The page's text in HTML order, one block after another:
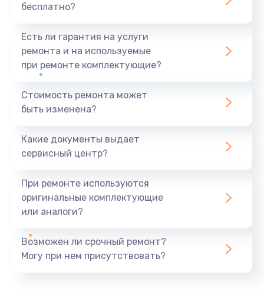
бесплатно?
Есть ли гарантия на услуги
ремонта и на используемые
при ремонте комплектующие?
Стоимость ремонта может
быть изменена?
Какие документы выдает
сервисный центр?
При ремонте используются
оригинальные комплектующие
или аналоги?
Возможен ли срочный ремонт?
Могу при нем присутствовать?